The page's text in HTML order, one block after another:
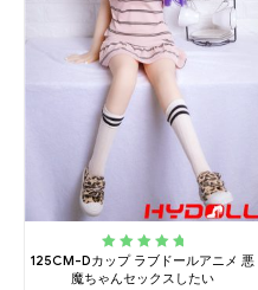
Rated5.00 out
of 5
125CM-Dカップ ラブドールアニメ 悪
魔ちゃんセックスしたい